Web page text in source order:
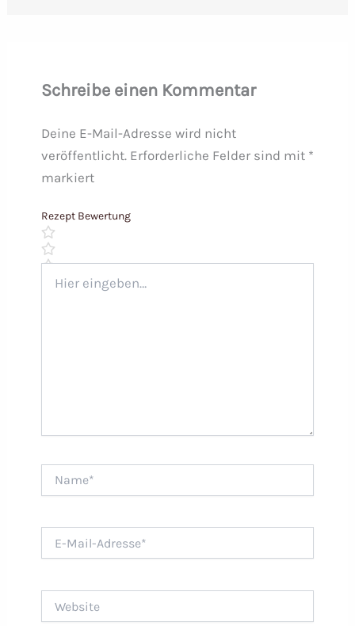
Schreibe einen Kommentar
Deine E-Mail-Adresse wird nicht
veröffentlicht. Erforderliche Felder sind mit *
markiert
Rezept Bewertung
eingeben…
Mail-